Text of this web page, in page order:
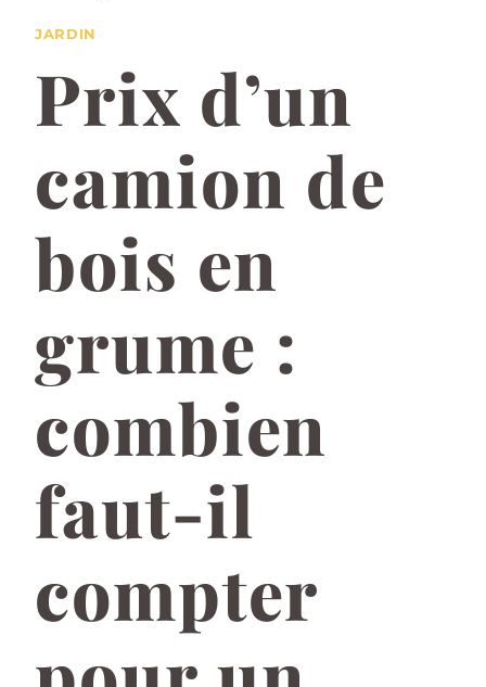
JARDIN
Prix d’un
camion de
bois en
grume :
combien
faut-il
compter